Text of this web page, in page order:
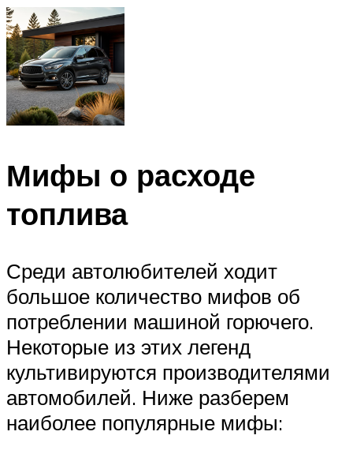
Мифы о расходе
топлива
Среди автолюбителей ходит
большое количество мифов об
потреблении машиной горючего.
Некоторые из этих легенд
культивируются производителями
автомобилей. Ниже разберем
наиболее популярные мифы: